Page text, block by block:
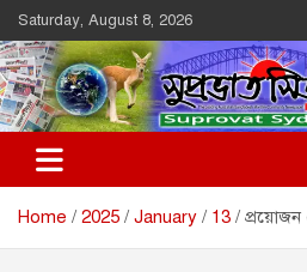
Skip
to
content
Saturday, August 8, 2026
Suprovat Sydney
The Leading Bangladesh
Home 2025 January 13 প্রয়োজন